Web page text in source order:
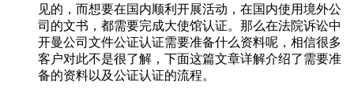
见的，而想要在国内顺利开展活动，在国内使用境外公
司的文书，都需要完成大使馆认证。那么在法院诉讼中
开曼公司文件公证认证需要准备什么资料呢，相信很多
客户对此不是很了解，下面这篇文章详解介绍了需要准
备的资料以及公证认证的流程。